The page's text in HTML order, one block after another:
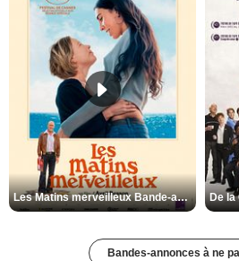
Les Matins merveilleux Bande-annonce VF
Bandes-annonces à ne